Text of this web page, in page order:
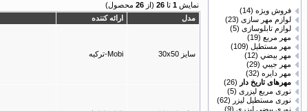
فروش ویژه (14)
لوازم مهر سازی (23)
لوازم تابلوسازی (5)
مهر مربع (19)
مهر مستطيل (109)
مهر بيضي (12)
مهر جيبي (29)
مهر دايره (32)
مهرهای تاریخ دار (26)
نوری مربع لیزری (5)
نوری مستطیل لیزر (62)
نوری بیضی لیزری (9)
نمايش 1 تا 26 (از 26 محصول)
مدل
ارائه كننده
سایز 30x50 Mobi-ترکیه